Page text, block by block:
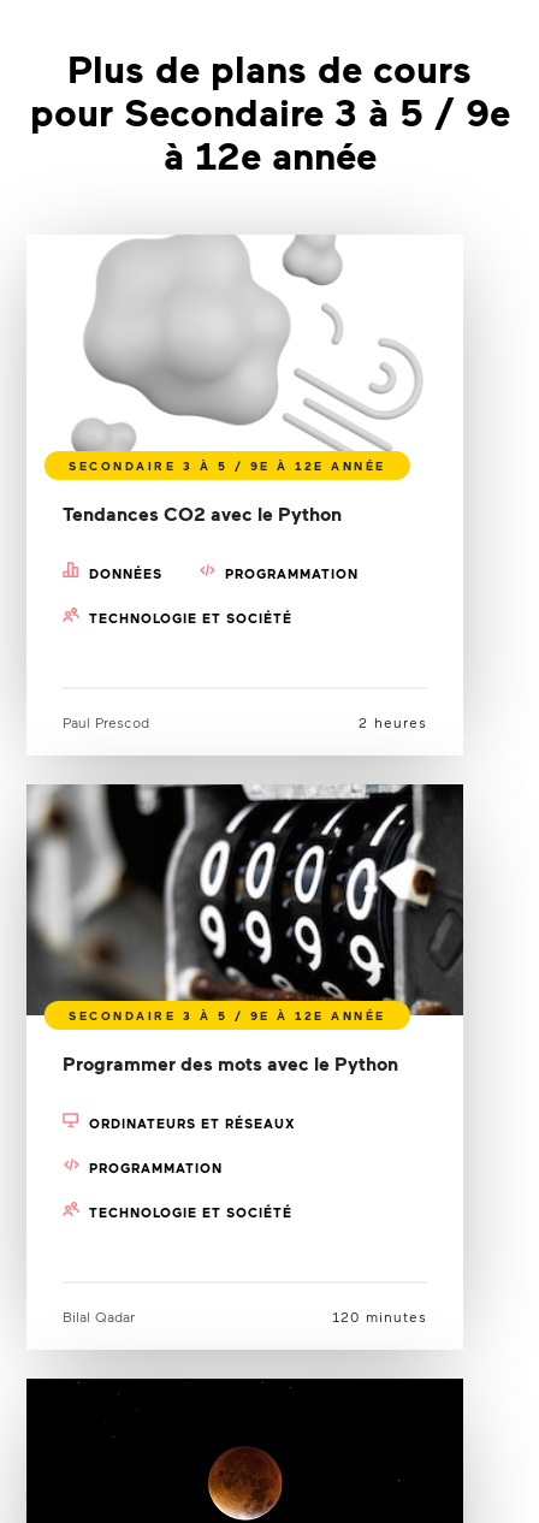
Plus de plans de cours
pour Secondaire 3 à 5 / 9e
à 12e année
Tendances CO2 avec le Python
DONNÉES PROGRAMMATION
TECHNOLOGIE ET SOCIÉTÉ
Paul Prescod 2 heures
Programmer des mots avec le Python
ORDINATEURS ET RÉSEAUX
PROGRAMMATION
TECHNOLOGIE ET SOCIÉTÉ
Bilal Qadar 120 minutes